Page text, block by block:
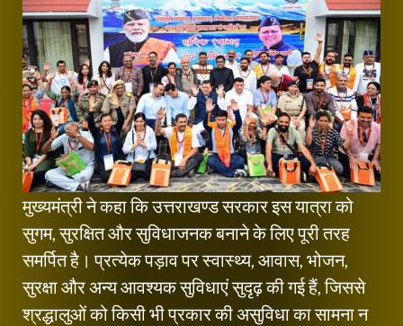
मुख्यमंत्री ने कहा कि उत्तराखण्ड सरकार इस यात्रा को
सुगम, सुरक्षित और सुविधाजनक बनाने के लिए पूरी तरह
समर्पित है। प्रत्येक पड़ाव पर स्वास्थ्य, आवास, भोजन,
सुरक्षा और अन्य आवश्यक सुविधाएं सुदृढ़ की गई हैं, जिससे
श्रद्धालुओं को किसी भी प्रकार की असुविधा का सामना न